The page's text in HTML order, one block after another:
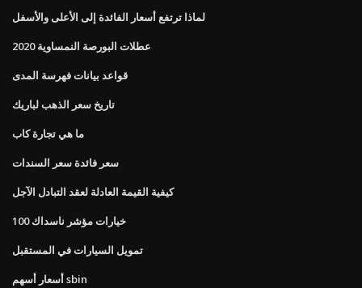
لماذا ترتفع أسعار الفائدة إلى الأعلى والأسفل
عطلات البورصة النمساوية 2020
قواعد بيانات فهرسة المدى
تاريخ سعر الذهب لباريك
ما هي تجارة كاب
سعر فائدة سعر السندات
كيفية القيمة العادلة لعقد التبادل الآجل
خيارات مؤشر ناسداك 100
تمويل السيارات في المستقبل
أسعار أسهم sbin